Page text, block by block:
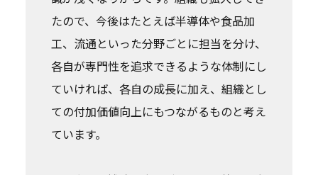
たので、今後はたとえば半導体や食品加
工、流通といった分野ごとに担当を分け、
各自が専門性を追求できるような体制にし
ていければ、各自の成長に加え、組織とし
ての付加価値向上にもつながるものと考え
ています。